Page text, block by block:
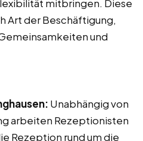
mitbringen. Diese
Art der Beschäftigung,
und
Unabhängig von
arbeiten Rezeptionisten
Rezeption rund um die